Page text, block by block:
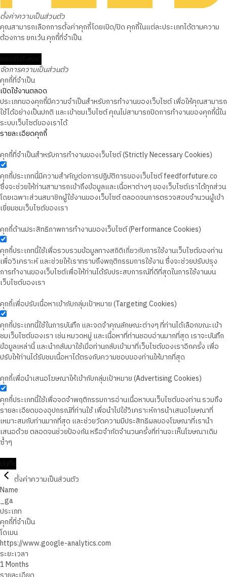
ตั้งค่าความเป็นส่วนตัว
คุณสามารถเลือกการตั้งค่าคุกกี้โดยเปิด/ปิด คุกกี้ในแต่ละประเภทได้ตามความ
ต้องการ ยกเว้น คุกกี้ที่จำเป็น
จัดการความเป็นส่วนตัว
คุกกี้ที่จำเป็น
เปิดใช้งานตลอด
ประเภทของคุกกี้มีความจำเป็นสำหรับการทำงานของเว็บไซต์ เพื่อให้คุณสามารถ
ใช้ได้อย่างเป็นปกติ และเข้าชมเว็บไซต์ คุณไม่สามารถปิดการทำงานของคุกกี้นี้ใน
ระบบเว็บไซต์ของเราได้
รายละเอียดคุกกี้
คุกกี้ที่จำเป็นสำหรับการทำงานของเว็บไซต์ (Strictly Necessary Cookies)
คุกกี้ประเภทนี้มีความสำคัญต่อการปฏิบัติการของเว็บไซต์ feedforfuture.co
ซึ่งจะช่วยให้ท่านสามารถเข้าถึงข้อมูลและเนื้อหาต่างๆ ของเว็บไซต์เราได้ทุกส่วน
โดยเฉพาะส่วนสมาชิกผู้ใช้งานของเว็บไซต์ ตลอดจนการตรวจสอบจำนวนผู้เข้า
เยี่ยมชมเว็บไซต์ของเรา
คุกกี้ด้านประสิทธิภาพการทำงานของเว็บไซต์ (Performance Cookies)
คุกกี้ประเภทนี้ใช้เพื่อรวบรวมข้อมูลทางสถิติเกี่ยวกับการใช้งานเว็บไซต์ของท่าน
เพื่อวิเคราะห์ และช่วยให้เราทราบถึงพฤติกรรมการใช้งาน ซึ่งจะช่วยปรับปรุง
การทำงานของเว็บไซต์เพื่อให้ท่านได้รับประสบการณ์ที่ดีที่สุดในการใช้งานบน
เว็บไซต์ของเรา
คุกกี้เพื่อปรับเนื้อหาเข้ากับกลุ่มเป้าหมาย (Targeting Cookies)
คุกกี้ประเภทนี้ใช้ในการบันทึก และจดจำคุณลักษณะต่างๆ ที่ท่านได้เลือกขณะเข้า
ชมเว็บไซต์ของเรา เช่น หมวดหมู่ และเนื้อหาที่ท่านชอบอ่านมากที่สุด เราจะบันทึก
ข้อมูลเหล่านี้ และนำกลับมาใช้เมื่อท่านกลับเข้ามาที่เว็บไซต์ของเราอีกครั้ง เพื่อ
ปรับให้ท่านได้รับชมเนื้อหาได้ตรงกับความชอบของท่านให้มากที่สุด
คุกกี้เพื่อนำเสนอโฆษณาให้เข้ากับกลุ่มเป้าหมาย (Advertising Cookies)
คุกกี้ประเภทนี้ใช้เพื่อจดจำพฤติกรรมการอ่านเนื้อหาบนเว็บไซต์ของท่าน รวมถึง
รายละเอียดของอุปกรณ์ที่ท่านใช้ เพื่อนำไปใช้วิเคราะห์การนำเสนอโฆษณาที่
เหมาะสมกับท่านมากที่สุด และช่วยวัดความมีประสิทธิผลของโฆษณาที่เรานำ
เสนอด้วย ตลอดจนช่วยป้องกัน หรือจำกัดจำนวนครั้งที่ท่านจะเห็นโฆษณาเดิม
ซ้ำๆ
ตั้งค่าความเป็นส่วนตัว
Name
_ga
ประเภท
คุกกี้ที่จำเป็น
โดเมน
https://www.google-analytics.com
ระยะเวลา
1 Months